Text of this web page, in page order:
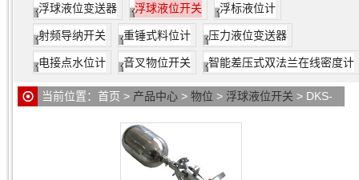
浮球液位变送器 浮球液位开关 浮标液位计
射频导纳开关 重锤式料位计 压力液位变送器
电接点水位计 音叉物位开关 智能差压式双法兰在线密度计
当前位置： 首页 > 产品中心 > 物位 > 浮球液位开关 > DKS-